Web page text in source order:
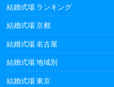
結婚式場 ランキング
結婚式場 京都
結婚式場 名古屋
結婚式場 地域別
結婚式場 東京